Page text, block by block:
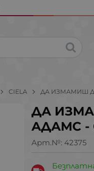
CIELA ДА ИЗМАМИШ
ДА
АДАМС -
Арт.№: 42375